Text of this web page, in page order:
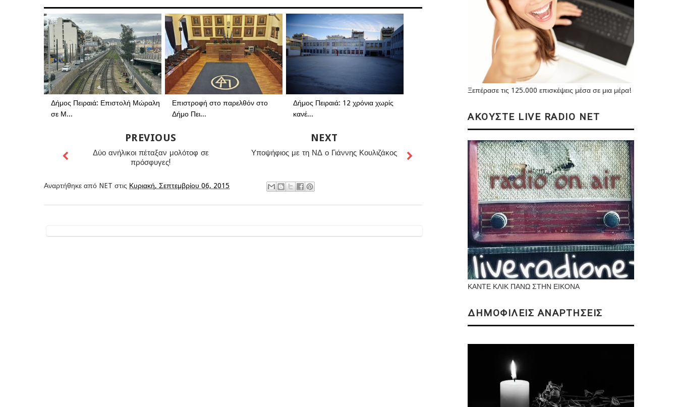
Δήμος Πειραιά: Επιστολή Μώραλη
σε Μ...
Επιστροφή στο παρελθόν στο
Δήμο Πει...
Δήμος Πειραιά: 12 χρόνια χωρίς
κανέ...
NEXT
Υποψήφιος με τη ΝΔ ο Γιάννης Κουλιζάκος
PREVIOUS
Δύο ανήλικοι πέταξαν μολότοφ σε
πρόσφυγες!
Αναρτήθηκε από NET στις Κυριακή, Σεπτεμβρίου 06, 2015
Ξεπέρασε τις 125.000 επισκέψεις μέσα σε μια μέρα!
ΑΚΟΥΣΤΕ LIVE RADIO NET
ΚΑΝΤΕ ΚΛΙΚ ΠΑΝΩ ΣΤΗΝ ΕΙΚΟΝΑ
ΔΗΜΟΦΙΛΕΙΣ ΑΝΑΡΤΗΣΕΙΣ